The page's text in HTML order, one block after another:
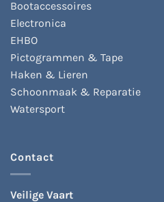
Bootaccessoires
Electronica
EHBO
Pictogrammen & Tape
Haken & Lieren
Schoonmaak & Reparatie
Watersport
Contact
Veilige Vaart